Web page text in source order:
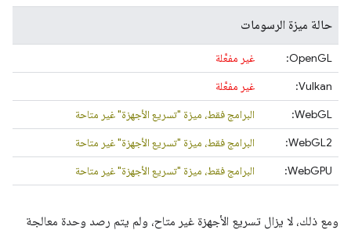
حالة ميزة الرسومات
‫OpenGL:
غير مفعَّلة
‫Vulkan:
غير مفعَّلة
WebGL:
البرامج فقط، ميزة "تسريع الأجهزة" غير متاحة
‫WebGL2:
البرامج فقط، ميزة "تسريع الأجهزة" غير متاحة
WebGPU:
البرامج فقط، ميزة "تسريع الأجهزة" غير متاحة
ومع ذلك، لا يزال تسريع الأجهزة غير متاح، ولم يتم رصد وحدة معالجة